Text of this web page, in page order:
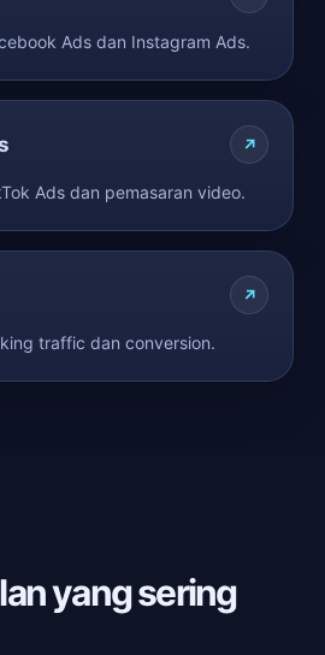
Ads dan Instagram Ads.
Ads dan pemasaran video.
traffic dan conversion.
yang sering